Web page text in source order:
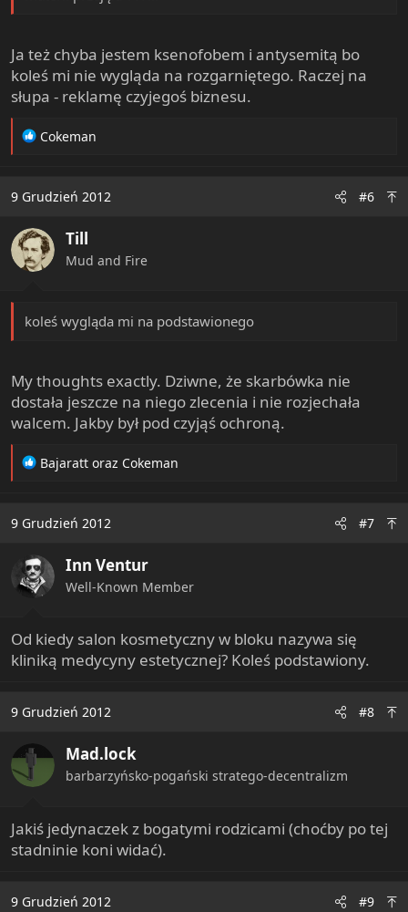
Ja też chyba jestem ksenofobem i antysemitą bo
koleś mi nie wygląda na rozgarniętego. Raczej na
słupa - reklamę czyjegoś biznesu.
R
t
o
n
s
Cokeman
9 Grudzień 2012 #6
Till
Mud and Fire
koleś wygląda mi na podstawionego
My thoughts exactly. Dziwne, że skarbówka nie
dostała jeszcze na niego zlecenia i nie rozjechała
walcem. Jakby był pod czyjąś ochroną.
R
t
o
n
s
Bajaratt oraz Cokeman
9 Grudzień 2012 #7
Inn Ventur
Well-Known Member
Od kiedy salon kosmetyczny w bloku nazywa się
kliniką medycyny estetycznej? Koleś podstawiony.
9 Grudzień 2012 #8
Mad.lock
barbarzyńsko-pogański stratego-decentralizm
Jakiś jedynaczek z bogatymi rodzicami (choćby po tej
stadninie koni widać).
9 Grudzień 2012 #9